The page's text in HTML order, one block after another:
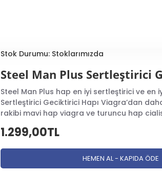
Stok Durumu: Stoklarımızda
Steel Man Plus Sertleştirici
Steel Man Plus hap en iyi sertleştirici ve
Sertleştirici Geciktirici Hapı Viagra’dan
rakibi mavi hap viagra ve turuncu hap
1.299,00TL
HEMEN AL - KAPIDA ÖDE